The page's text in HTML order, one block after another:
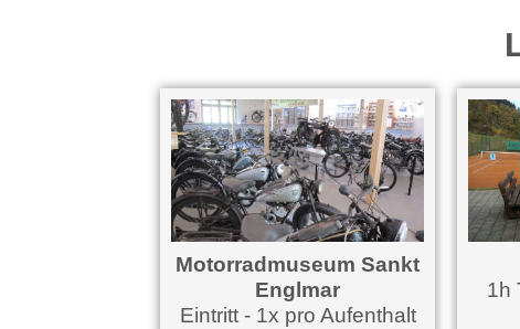
Motorradmuseum Sankt
Englmar
Eintritt - 1x pro Aufenthalt
1h